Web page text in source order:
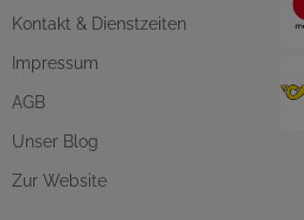
Kontakt & Dienstzeiten
Impressum
AGB
Unser Blog
Zur Website